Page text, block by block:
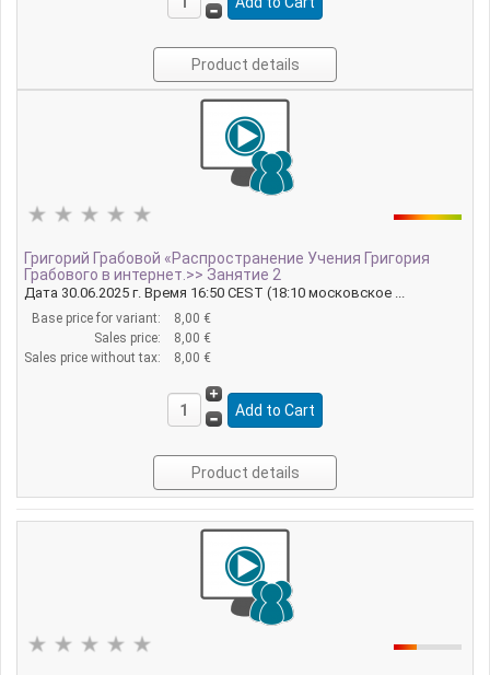
Product details
Григорий Грабовой «Распространение Учения Григория
Грабового в интернет.>> Занятие 2
Дата 30.06.2025 г. Время 16:50 CEST (18:10 московское ...
Base price for variant:
8,00 €
Sales price:
8,00 €
Sales price without tax:
8,00 €
Product details